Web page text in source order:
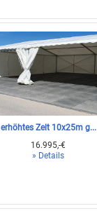
erhöhtes Zelt 10x25m g...
16.995,-€
» Details